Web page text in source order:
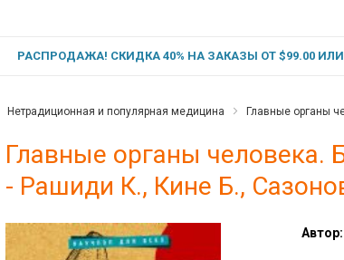
РАСПРОДАЖА! СКИДКА 40% НА ЗАКАЗЫ ОТ $99.00
Нетрадиционная и популярная медицина Главные органы
Главные органы человека.
- Рашиди К., Кине Б.,
Автор: